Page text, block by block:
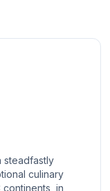
steadfastly
culinary
in